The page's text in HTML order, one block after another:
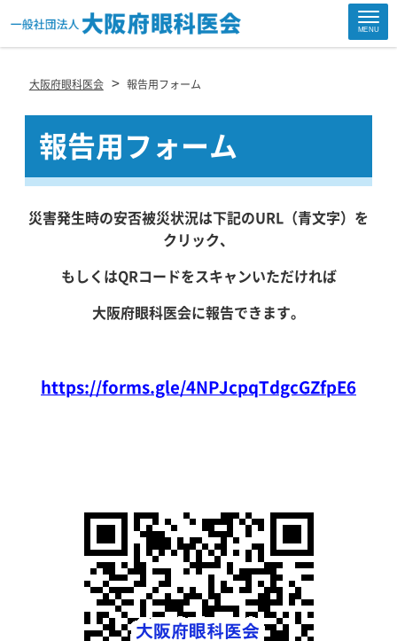
MENU
大阪府眼科医会 > 報告用フォーム
報告用フォーム
災害発生時の安否被災状況は下記のURL（青文字）を
クリック、
もしくはQRコードをスキャンいただければ
大阪府眼科医会に報告できます。
https://forms.gle/4NPJcpqTdgcGZfpE6
Site
Footer